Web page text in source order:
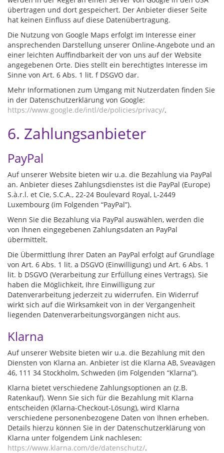
übertragen und dort gespeichert. Der Anbieter dieser Seite
hat keinen Einfluss auf diese Datenübertragung.
Die Nutzung von Google Maps erfolgt im Interesse einer
ansprechenden Darstellung unserer Online-Angebote und an
einer leichten Auffindbarkeit der von uns auf der Website
angegebenen Orte. Dies stellt ein berechtigtes Interesse im
Sinne von Art. 6 Abs. 1 lit. f DSGVO dar.
Mehr Informationen zum Umgang mit Nutzerdaten finden Sie
in der Datenschutzerklärung von Google:
https://www.google.de/intl/de/policies/privacy/.
6. Zahlungsanbieter
PayPal
Auf unserer Website bieten wir u.a. die Bezahlung via PayPal
an. Anbieter dieses Zahlungsdienstes ist die PayPal (Europe)
S.à.r.l. et Cie, S.C.A., 22-24 Boulevard Royal, L-2449
Luxembourg (im Folgenden “PayPal”).
Wenn Sie die Bezahlung via PayPal auswählen, werden die
von Ihnen eingegebenen Zahlungsdaten an PayPal
übermittelt.
Die Übermittlung Ihrer Daten an PayPal erfolgt auf Grundlage
von Art. 6 Abs. 1 lit. a DSGVO (Einwilligung) und Art. 6 Abs. 1
lit. b DSGVO (Verarbeitung zur Erfüllung eines Vertrags). Sie
haben die Möglichkeit, Ihre Einwilligung zur
Datenverarbeitung jederzeit zu widerrufen. Ein Widerruf
wirkt sich auf die Wirksamkeit von in der Vergangenheit
liegenden Datenverarbeitungsvorgängen nicht aus.
Klarna
Auf unserer Website bieten wir u.a. die Bezahlung mit den
Diensten von Klarna an. Anbieter ist die Klarna AB, Sveavägen
46, 111 34 Stockholm, Schweden (im Folgenden “Klarna”).
Klarna bietet verschiedene Zahlungsoptionen an (z.B.
Ratenkauf). Wenn Sie sich für die Bezahlung mit Klarna
entscheiden (Klarna-Checkout-Lösung), wird Klarna
verschiedene personenbezogene Daten von Ihnen erheben.
Details hierzu können Sie in der Datenschutzerklärung von
Klarna unter folgendem Link nachlesen:
https://www.klarna.com/de/datenschutz/.